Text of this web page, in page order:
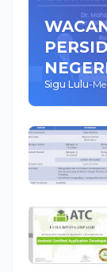
2023
Sigu Lulu-